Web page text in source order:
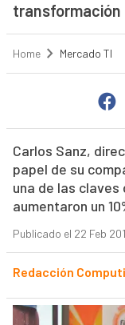
transformación
Home Mercado TI
Carlos Sanz,
papel de su
una de las
aumentaron un
Publicado el 22 Feb
Redacción